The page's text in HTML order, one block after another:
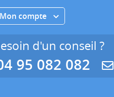
Mon compte
d'un conseil ?
95 082 082